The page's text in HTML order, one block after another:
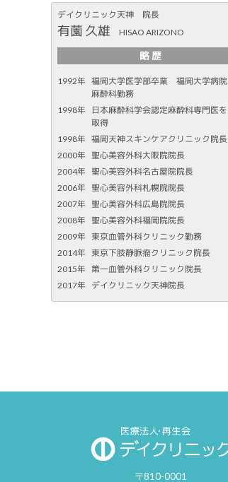
デイクリニック天神 院長
有薗 久雄 HISAO ARIZONO
略 歴
1992年 福岡大学医学部卒業 福岡大学病院
麻酔科勤務
1998年
日本麻酔科学会認定麻酔科専門医を
取得
1998年 福岡天神スキンケアクリニック院長
2000年 聖心美容外科大阪院院長
2004年 聖心美容外科名古屋院院長
2006年 聖心美容外科札幌院院長
2007年 聖心美容外科広島院院長
2008年 聖心美容外科福岡院院長
2009年 東京血管外科クリニック勤務
2014年 東京下肢静脈瘤クリニック院長
2015年 第一血管外科クリニック院長
2017年 デイクリニック天神院長
〒810-0001